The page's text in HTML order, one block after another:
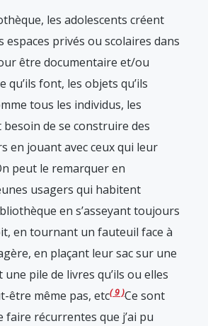
les adolescents créent
espaces privés ou scolaires dans
être documentaire et/ou
qu’ils font, les objets qu’ils
tous les individus, les
de se construire des
en jouant avec ceux qui leur
peut le remarquer en
usagers qui habitent
en s’asseyant toujours
en tournant un fauteuil face à
en plaçant leur sac sur une
pile de livres qu’ils ou elles
être même pas, etc 9 Ce sont
faire récurrentes que j’ai pu